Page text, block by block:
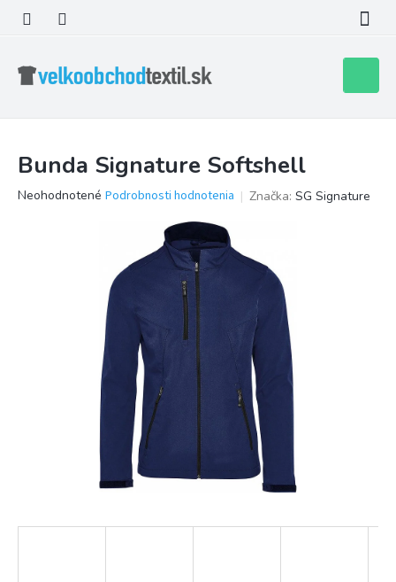
obsah
košík
Bunda Signature Softshell
Priemerné
Neohodnotené Podrobnosti hodnotenia Značka: SG Signature